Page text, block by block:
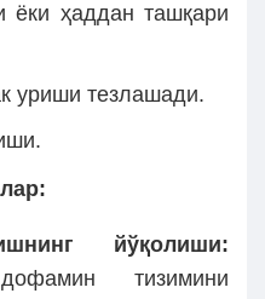
ёки ҳаддан ташқари
уриши тезлашади.
йўқолиши:
тизимини